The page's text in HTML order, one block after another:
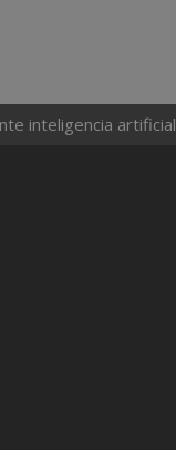
inteligencia